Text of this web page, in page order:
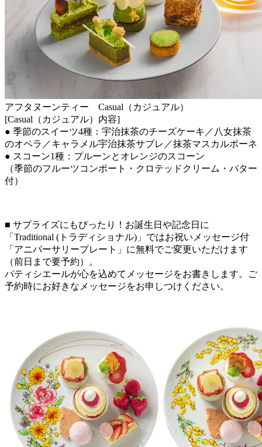
アフタヌーンティー Casual（カジュアル）
[Casual（カジュアル）内容]
● 季節のスイーツ4種：宇治抹茶のチーズケーキ／八女抹茶
のオペラ／キャラメル宇治抹茶サブレ／抹茶マスカルポーネ
● スコーン1種：プルーンとオレンジのスコーン
（季節のフルーツコンポート・クロテッドクリーム・バター
付）
■ サプライズにもぴったり！お誕生日や記念日に
「Traditional (トラディショナル)」ではお祝いメッセージ付
「アニバーサリープレート」に無料でご変更いただけます
（前日まで要予約）。
パティシエールが心を込めてメッセージをお書きします。ご
予約時にお好きなメッセージをお申しつけください。